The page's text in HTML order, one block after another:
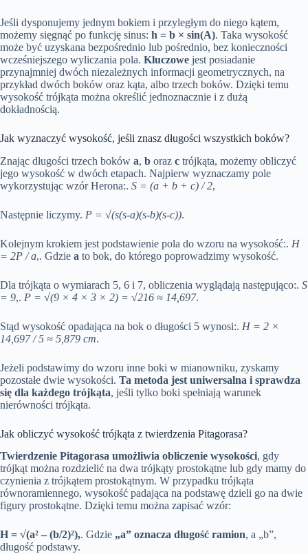
Jeśli dysponujemy jednym bokiem i przyległym do niego kątem,
możemy sięgnąć po funkcję sinus: h = b × sin(A). Taka wysokość
może być uzyskana bezpośrednio lub pośrednio, bez konieczności
wcześniejszego wyliczania pola. Kluczowe jest posiadanie
przynajmniej dwóch niezależnych informacji geometrycznych, na
przykład dwóch boków oraz kąta, albo trzech boków. Dzięki temu
wysokość trójkąta można określić jednoznacznie i z dużą
dokładnością.
Jak wyznaczyć wysokość, jeśli znasz długości wszystkich boków?
Znając długości trzech boków a, b oraz c trójkąta, możemy obliczyć
jego wysokość w dwóch etapach. Najpierw wyznaczamy pole
wykorzystując wzór Herona:. S = (a + b + c) / 2,
Następnie liczymy. P = √(s(s-a)(s-b)(s-c)).
Kolejnym krokiem jest podstawienie pola do wzoru na wysokość:. H
= 2P / a,. Gdzie a to bok, do którego poprowadzimy wysokość.
Dla trójkąta o wymiarach 5, 6 i 7, obliczenia wyglądają następująco:. S
= 9,. P = √(9 × 4 × 3 × 2) = √216 ≈ 14,697.
Stąd wysokość opadająca na bok o długości 5 wynosi:. H = 2 ×
14,697 / 5 ≈ 5,879 cm.
Jeżeli podstawimy do wzoru inne boki w mianowniku, zyskamy
pozostałe dwie wysokości. Ta metoda jest uniwersalna i sprawdza
się dla każdego trójkąta, jeśli tylko boki spełniają warunek
nierówności trójkąta.
Jak obliczyć wysokość trójkąta z twierdzenia Pitagorasa?
Twierdzenie Pitagorasa umożliwia obliczenie wysokości, gdy
trójkąt można rozdzielić na dwa trójkąty prostokątne lub gdy mamy do
czynienia z trójkątem prostokątnym. W przypadku trójkąta
równoramiennego, wysokość padająca na podstawę dzieli go na dwie
figury prostokątne. Dzięki temu można zapisać wzór:
H = √(a² – (b/2)²),. Gdzie „a” oznacza długość ramion, a „b”,
długość podstawy.